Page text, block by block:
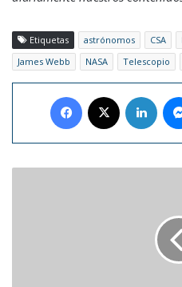
Etiquetas astrónomos CSA
James Webb
NASA Telescopio
Facebook